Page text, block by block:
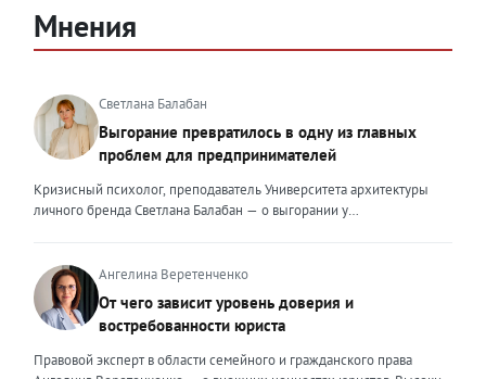
Мнения
Светлана Балабан
Выгорание превратилось в одну из главных
проблем для предпринимателей
Кризисный психолог, преподаватель Университета архитектуры
личного бренда Светлана Балабан — о выгорании у
проблемой, однако выгорание у предпринимателей заметно
отличается от выгорания у наёмных сотрудников. Наёмный
сотрудник может уйти на больничный или в отпуск, пожаловаться
на что-то начальству или сменить работу. Предприниматель — сам
себе начальник и основа системы. Если он устаёт, бизнес не встанет
на паузу, а просто начнёт разваливаться. У предпринимателей
Ангелина Веретенченко
От чего зависит уровень доверия и
востребованности юриста
Правовой эксперт в области семейного и гражданского права